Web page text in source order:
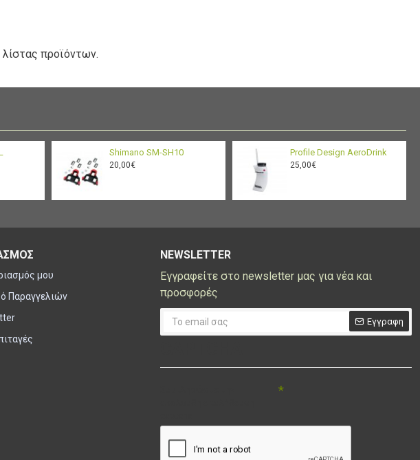
προϊόντων.
Shimano SM-SH10
20,00€
Profile Design AeroDrink
25,00€
μου
Παραγγελιών
NEWSLETTER
Εγγραφείτε στο newsletter μας για νέα και
προσφορές
Εγγραφη